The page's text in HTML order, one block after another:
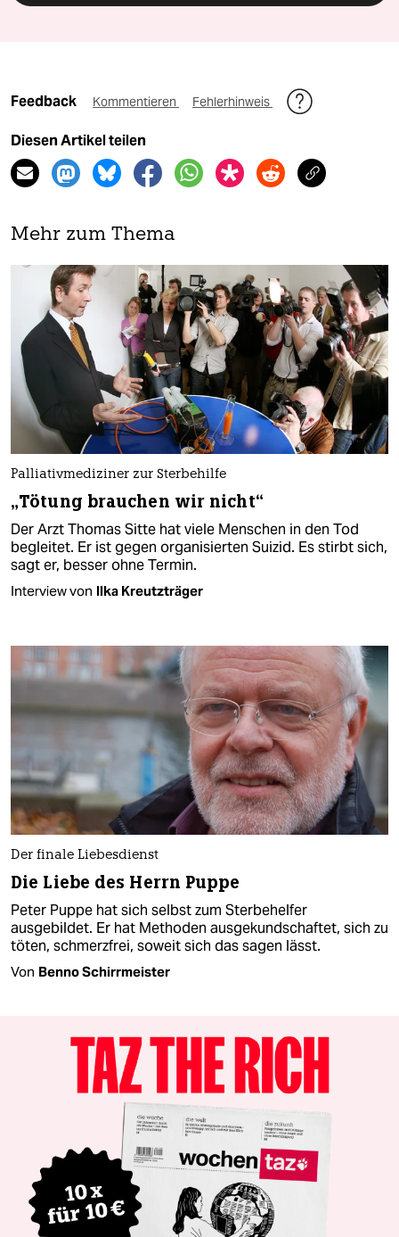
Feedback Kommentieren Fehlerhinweis
Diesen Artikel teilen
Mehr zum Thema
Palliativmediziner zur Sterbehilfe
„Tötung brauchen wir nicht“
Der Arzt Thomas Sitte hat viele Menschen in den Tod
begleitet. Er ist gegen organisierten Suizid. Es stirbt sich,
sagt er, besser ohne Termin.
Interview von Ilka Kreutzträger
Der finale Liebesdienst
Die Liebe des Herrn Puppe
Peter Puppe hat sich selbst zum Sterbehelfer
ausgebildet. Er hat Methoden ausgekundschaftet, sich zu
töten, schmerzfrei, soweit sich das sagen lässt.
Von Benno Schirrmeister